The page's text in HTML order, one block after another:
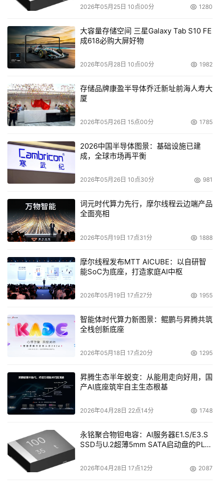
2026年05月25日 10点00分 1280
大容量存储空间 三星Galaxy Tab S10 FE
成618必购大屏好物
2026年05月28日 10点00分 1982
存储品牌康盈半导体乔迁新址前海人寿大
厦
2026年05月26日 15点00分 1785
2026中国半导体图景：基础设施已建
成，全球市场再平衡
2026年05月26日 10点30分 981
词元时代算力先行，摩尔线程云边端产品
全面亮相
2026年05月19日 17点31分 1888
摩尔线程发布MTT AICUBE：以自研智
能SoC为底座，打造家庭AI中枢
2026年05月19日 17点27分 1955
智能体时代算力新图景：鲲鹏与昇腾共筑
全栈创新底座
2026年05月18日 17点20分 1295
昇腾生态半年蜕变：从能用走向好用，国
产AI底座筑牢自主生态根基
2026年04月28日 22点14分 1748
永铭聚合物钽电容：AI服务器E1.S/E3.S
SSD与U.2超薄5mm SATA启动盘的PLP
2026年04月28日 17点12分 2087